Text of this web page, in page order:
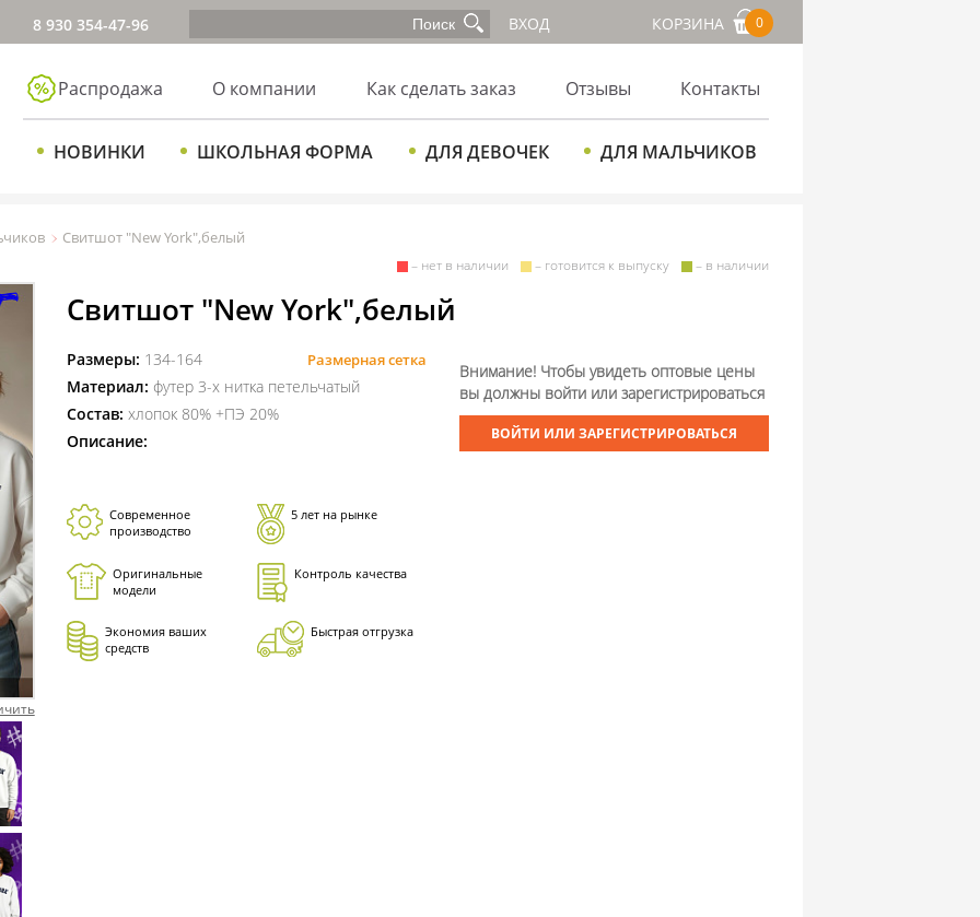
8 930 354-47-96 ВХОД КОРЗИНА 0
Распродажа О компании Как сделать заказ Отзывы Контакты
НОВИНКИ ШКОЛЬНАЯ ФОРМА ДЛЯ ДЕВОЧЕК ДЛЯ МАЛЬЧИКОВ
Свитшот "New York",белый
– нет в наличии – готовится к выпуску – в наличии
Свитшот "New York",белый
Размеры: 134-164 Размерная сетка
Материал: футер 3-х нитка петельчатый
Состав: хлопок 80% +ПЭ 20%
Описание:
Современное
производство
5 лет на рынке
Оригинальные
модели
Контроль качества
Экономия ваших
средств
Быстрая отгрузка
Внимание! Чтобы увидеть оптовые цены
вы должны войти или зарегистрироваться
ВОЙТИ ИЛИ ЗАРЕГИСТРИРОВАТЬСЯ